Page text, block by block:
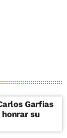
Garfias
su